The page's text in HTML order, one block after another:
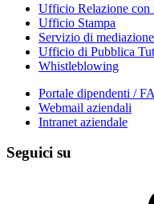
Ufficio Relazione
Ufficio Stampa
Servizio di mediazione
Ufficio di Pubblica
Whistleblowing
Portale dipendenti /
Webmail aziendali
Intranet aziendale
Seguici su